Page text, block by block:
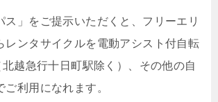
ス」をご提示いただくと、フリーエリ
レンタサイクルを電動アシスト付自転
越急行十日町駅除く）、その他の自
ご利用になれます。